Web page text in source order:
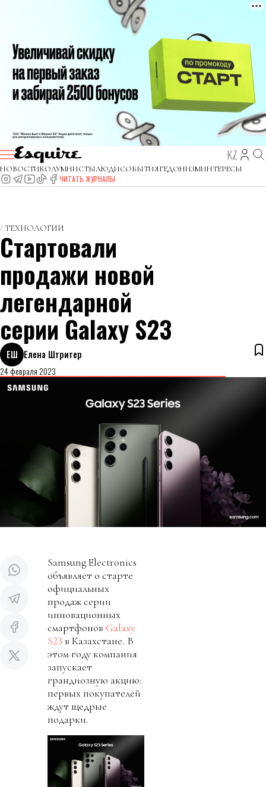
KZ
НОВОСТИКОЛУМНИСТЫЛЮДИСОБЫТИЯГЕДОНИЗМИНТЕРЕСЫ
ЧИТАТЬ ЖУРНАЛЫ
ТЕХНОЛОГИИ
Стартовали
продажи новой
легендарной
серии Galaxy S23
ЕШ Елена Штритер
24 февраля 2023
Samsung Electronics
объявляет о старте
официальных
продаж серии
инновационных
смартфонов Galaxy
S23 в Казахстане. В
этом году компания
запускает
грандиозную акцию:
первых покупателей
ждут щедрые
подарки.